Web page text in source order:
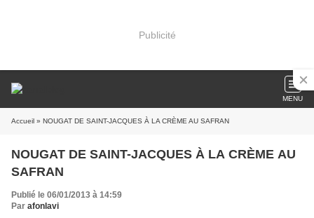
Publicité
MENU
Accueil » NOUGAT DE SAINT-JACQUES À LA CRÈME AU SAFRAN
NOUGAT DE SAINT-JACQUES À LA CRÈME AU
SAFRAN
Publié le 06/01/2013 à 14:59
Par afonlavi